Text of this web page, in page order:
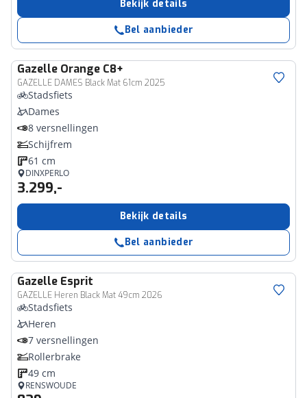
Bekijk details
Bel aanbieder
Gazelle Orange C8+
GAZELLE DAMES Black Mat 61cm 2025
Stadsfiets
Dames
8 versnellingen
Schijfrem
61 cm
DINXPERLO
3.299,-
Bekijk details
Bel aanbieder
Gazelle Esprit
GAZELLE Heren Black Mat 49cm 2026
Stadsfiets
Heren
7 versnellingen
Rollerbrake
49 cm
RENSWOUDE